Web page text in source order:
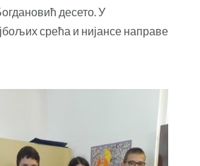
десето. У
срећа и нијансе направе